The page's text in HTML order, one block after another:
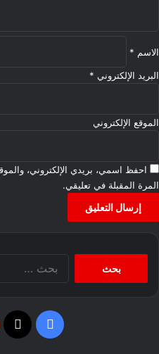
الاسم *
البريد الإلكتروني *
الموقع الإلكتروني
احفظ اسمي، بريدي الإلكتروني،
المرة المقبلة في تعليقي.
عن:
فيسبوك